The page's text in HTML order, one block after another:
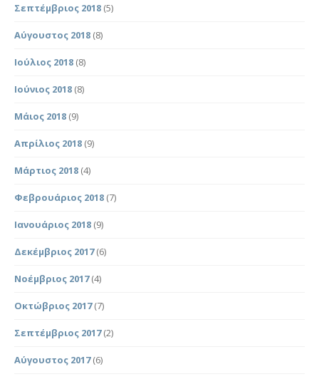
Σεπτέμβριος 2018 (5)
Αύγουστος 2018 (8)
Ιούλιος 2018 (8)
Ιούνιος 2018 (8)
Μάιος 2018 (9)
Απρίλιος 2018 (9)
Μάρτιος 2018 (4)
Φεβρουάριος 2018 (7)
Ιανουάριος 2018 (9)
Δεκέμβριος 2017(6)
Νοέμβριος 2017(4)
Οκτώβριος 2017(7)
Σεπτέμβριος 2017(2)
Αύγουστος 2017(6)